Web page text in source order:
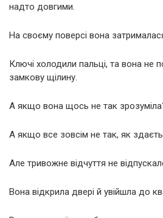
надто довгими.
На своєму поверсі вона
Ключі холодили пальці, та вона не
замкову щілину.
А якщо вона щось не так
А якщо все зовсім не так, як
Але тривожне відчуття не
Вона відкрила двері й увійшла до